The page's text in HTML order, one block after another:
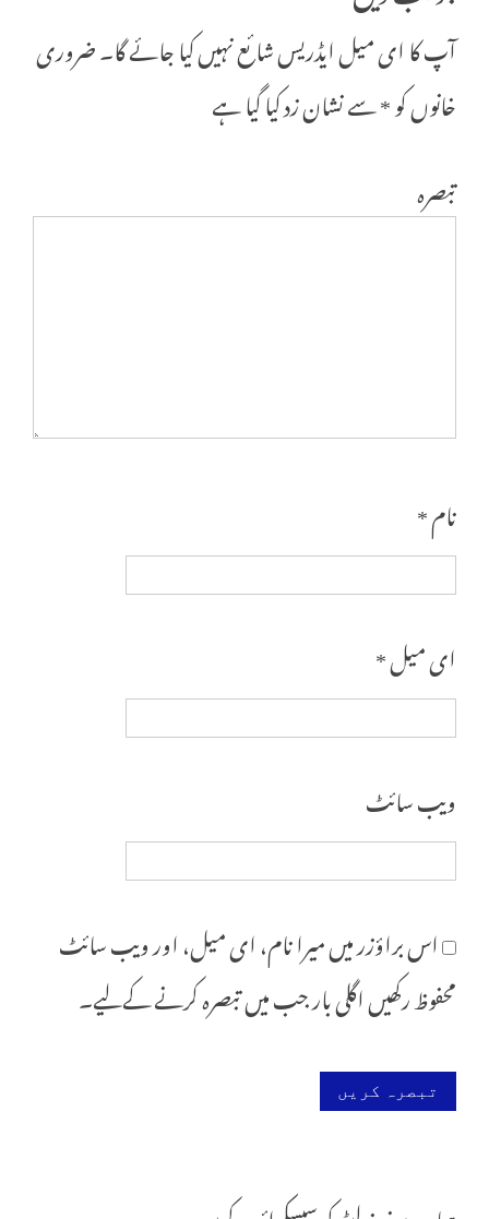
آپ کا ای میل ایڈریس شائع نہیں کیا جائے گا۔ضروری
خانوں کو*سے نشان زد کیا گیا ہے
تبصرہ
نام*
ای میل*
ویب‌ سائٹ
اس براؤزر میں میرا نام، ای میل، اور ویب سائٹ
محفوظ رکھیں اگلی بار جب میں تبصرہ کرنے کےلیے۔